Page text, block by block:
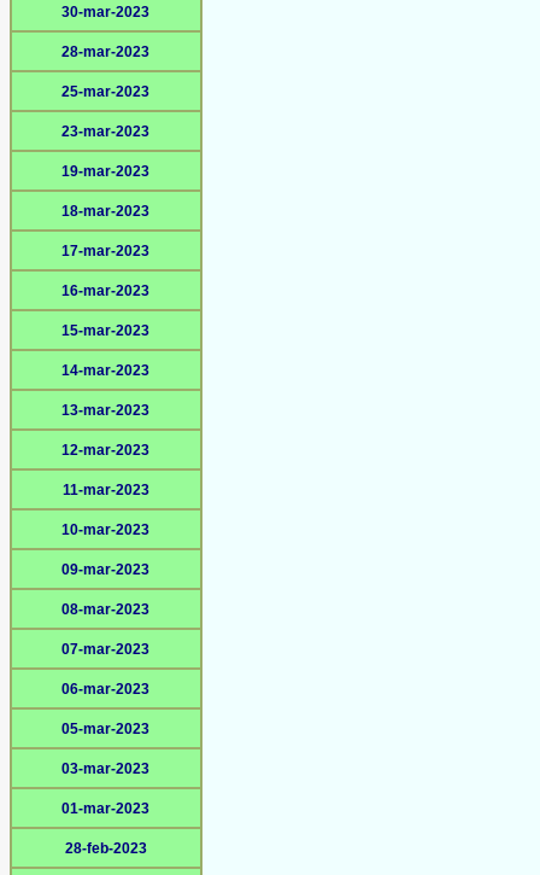
30-mar-2023
28-mar-2023
25-mar-2023
23-mar-2023
19-mar-2023
18-mar-2023
17-mar-2023
16-mar-2023
15-mar-2023
14-mar-2023
13-mar-2023
12-mar-2023
11-mar-2023
10-mar-2023
09-mar-2023
08-mar-2023
07-mar-2023
06-mar-2023
05-mar-2023
03-mar-2023
01-mar-2023
28-feb-2023